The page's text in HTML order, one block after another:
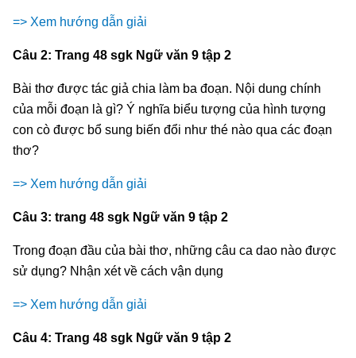
=> Xem hướng dẫn giải
Câu 2: Trang 48 sgk Ngữ văn 9 tập 2
Bài thơ được tác giả chia làm ba đoạn. Nội dung chính
của mỗi đoạn là gì? Ý nghĩa biểu tượng của hình tượng
con cò được bổ sung biến đổi như thé nào qua các đoạn
thơ?
=> Xem hướng dẫn giải
Câu 3: trang 48 sgk Ngữ văn 9 tập 2
Trong đoạn đầu của bài thơ, những câu ca dao nào được
sử dụng? Nhận xét về cách vận dụng
=> Xem hướng dẫn giải
Câu 4: Trang 48 sgk Ngữ văn 9 tập 2